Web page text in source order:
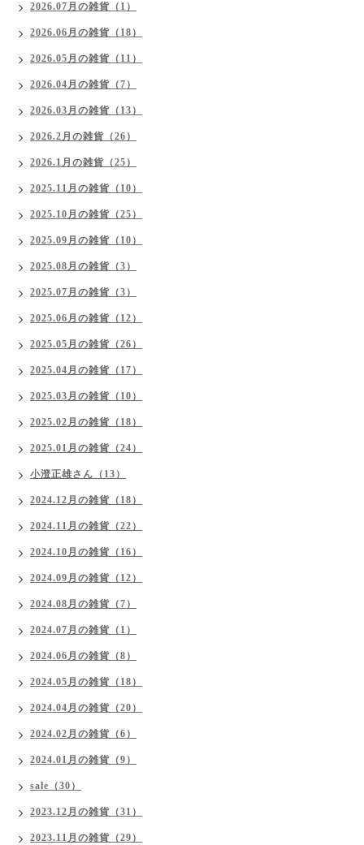
2026.07月の雑貨（1）
2026.06月の雑貨（18）
2026.05月の雑貨（11）
2026.04月の雑貨（7）
2026.03月の雑貨（13）
2026.2月の雑貨（26）
2026.1月の雑貨（25）
2025.11月の雑貨（10）
2025.10月の雑貨（25）
2025.09月の雑貨（10）
2025.08月の雑貨（3）
2025.07月の雑貨（3）
2025.06月の雑貨（12）
2025.05月の雑貨（26）
2025.04月の雑貨（17）
2025.03月の雑貨（10）
2025.02月の雑貨（18）
2025.01月の雑貨（24）
小澄正雄さん（13）
2024.12月の雑貨（18）
2024.11月の雑貨（22）
2024.10月の雑貨（16）
2024.09月の雑貨（12）
2024.08月の雑貨（7）
2024.07月の雑貨（1）
2024.06月の雑貨（8）
2024.05月の雑貨（18）
2024.04月の雑貨（20）
2024.02月の雑貨（6）
2024.01月の雑貨（9）
sale（30）
2023.12月の雑貨（31）
2023.11月の雑貨（29）